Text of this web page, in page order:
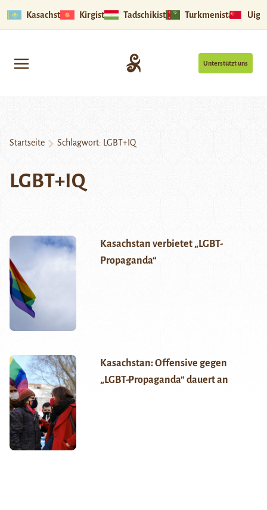
Kasachstan Kirgistan Tadschikistan Turkmenistan
Unterstützt uns
Startseite Schlagwort: LGBT+IQ
LGBT+IQ
Kasachstan verbietet „LGBT-
Propaganda“
Kasachstan: Offensive gegen
„LGBT-Propaganda“ dauert an